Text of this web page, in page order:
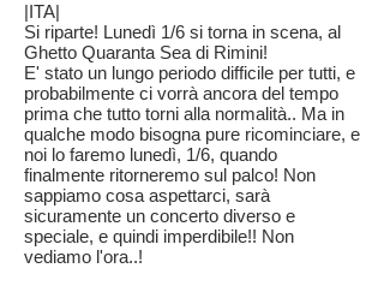
|ITA|
Si riparte! Lunedì 1/6 si torna in scena, al
Ghetto Quaranta Sea di Rimini!
E' stato un lungo periodo difficile per tutti, e
probabilmente ci vorrà ancora del tempo
prima che tutto torni alla normalità.. Ma in
qualche modo bisogna pure ricominciare, e
noi lo faremo lunedì, 1/6, quando
finalmente ritorneremo sul palco! Non
sappiamo cosa aspettarci, sarà
sicuramente un concerto diverso e
speciale, e quindi imperdibile!! Non
vediamo l'ora..!